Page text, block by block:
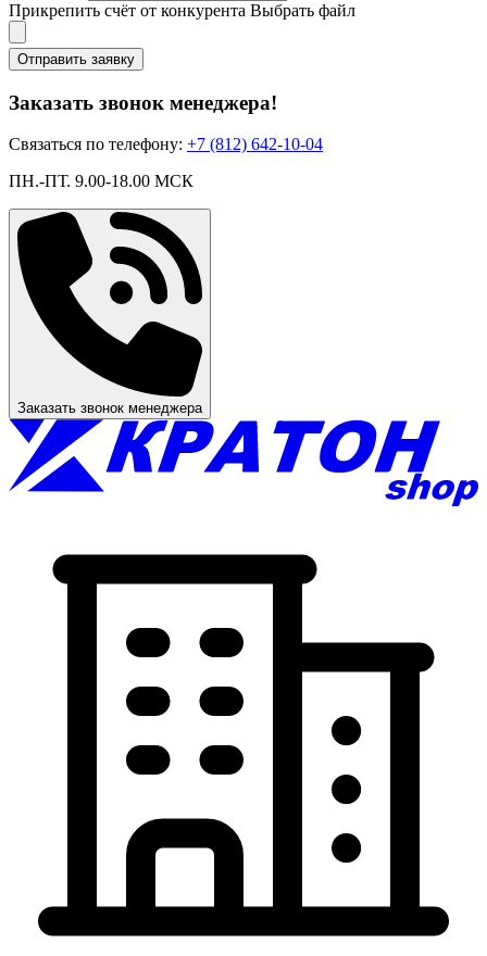
Прикрепить счёт от конкурента Выбрать файл
Отправить заявку
Заказать звонок менеджера!
Связаться по телефону: +7 (812) 642-10-04
ПН.-ПТ. 9.00-18.00 МСК
Заказать звонок менеджера